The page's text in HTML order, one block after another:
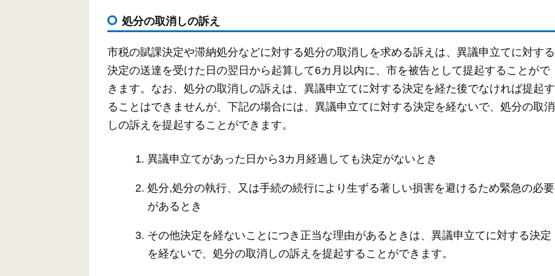
処分の取消しの訴え
市税の賦課決定や滞納処分などに対する処分の取消しを求める訴えは、異議申立てに対する
決定の送達を受けた日の翌日から起算して6カ月以内に、市を被告として提起することがで
きます。なお、処分の取消しの訴えは、異議申立てに対する決定を経た後でなければ提起す
ることはできませんが、下記の場合には、異議申立てに対する決定を経ないで、処分の取消
しの訴えを提起することができます。
異議申立てがあった日から3カ月経過しても決定がないとき
処分,処分の執行、又は手続の続行により生ずる著しい損害を避けるため緊急の必要
があるとき
その他決定を経ないことにつき正当な理由があるときは、異議申立てに対する決定
を経ないで、処分の取消しの訴えを提起することができます。